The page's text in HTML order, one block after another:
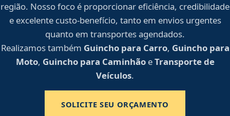
região. Nosso foco é proporcionar eficiência, credibilidade
e excelente custo-benefício, tanto em envios urgentes
quanto em transportes agendados.
Realizamos também Guincho para Carro, Guincho para
Moto, Guincho para CaminhãoeTransporte de
Veículos.
SOLICITE SEU ORÇAMENTO